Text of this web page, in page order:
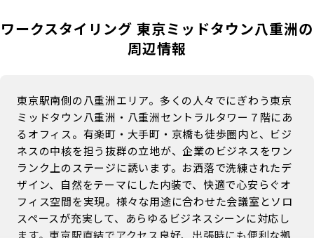
ワークスタイリング 東京ミッドタウン八重洲の
周辺情報
東京駅南側の八重洲エリア。多くの人々でにぎわう東京
ミッドタウン八重洲・八重洲セントラルタワー７階にあ
るオフィス。有楽町・大手町・京橋も徒歩圏内と、ビジ
ネスの中核を担う抜群の立地が、企業のビジネスをワン
ランク上のステージに誘います。お洒落で洗練されたデ
ザイン、自然をテーマにした内装で、快適で心安らぐオ
フィス空間を実現。様々な用途に合わせた会議室とソロ
スペースが充実して、あらゆるビジネスシーンに対応し
ます。東京駅直結でアクセス良好、出張時にも便利な拠